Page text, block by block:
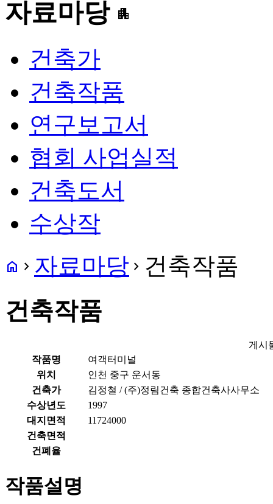
자료마당 apartment
건축가
건축작품
연구보고서
협회 사업실적
건축도서
수상작
home navigate_next 자료마당 navigate_next 건축작품
건축작품
게시
작품명
여객터미널
위치
인천 중구 운서동
건축가
김정철 / (주)정림건축 종합건축사사무소
수상년도
1997
대지면적
11724000
건축면적
건폐율
작품설명